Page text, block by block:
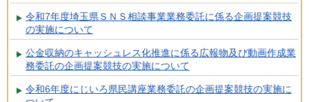
令和7年度埼玉県ＳＮＳ相談事業業務委託に係る企画提案競技
の実施について
公金収納のキャッシュレス化推進に係る広報物及び動画作成業
務委託の企画提案競技の実施について
令和6年度にじいろ県民講座業務委託の企画提案競技の実施に